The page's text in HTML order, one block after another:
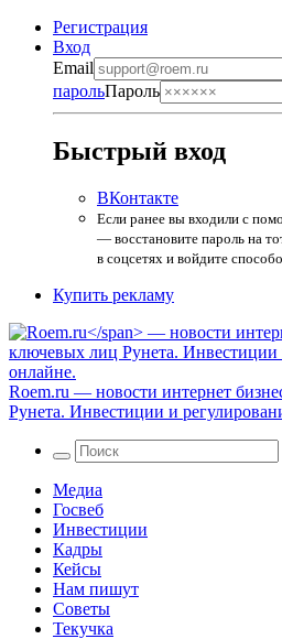
Регистрация
Вход
Email
парольПароль
Быстрый вход
ВКонтакте
Если ранее вы входили с
— восстановите пароль на
в соцсетях и войдите
Купить рекламу
Roem.ru — новости интернет
Рунета. Инвестиции и
Медиа
Госвеб
Инвестиции
Кадры
Кейсы
Нам пишут
Советы
Текучка